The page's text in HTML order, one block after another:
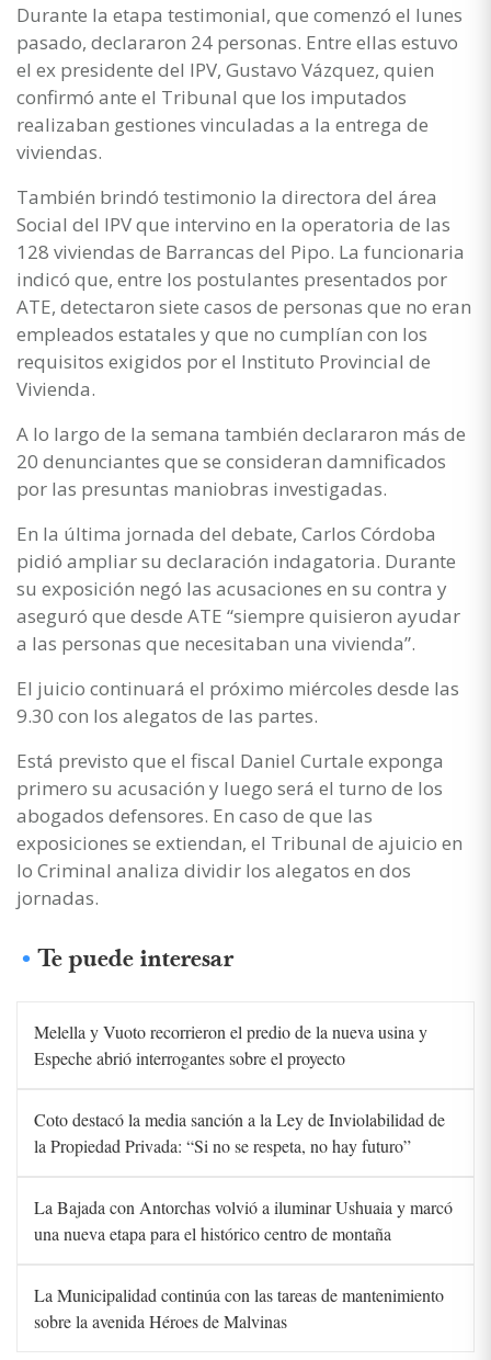
Durante la etapa testimonial, que comenzó el lunes
pasado, declararon 24 personas. Entre ellas estuvo
el ex presidente del IPV, Gustavo Vázquez, quien
confirmó ante el Tribunal que los imputados
realizaban gestiones vinculadas a la entrega de
viviendas.
También brindó testimonio la directora del área
Social del IPV que intervino en la operatoria de las
128 viviendas de Barrancas del Pipo. La funcionaria
indicó que, entre los postulantes presentados por
ATE, detectaron siete casos de personas que no eran
empleados estatales y que no cumplían con los
requisitos exigidos por el Instituto Provincial de
Vivienda.
A lo largo de la semana también declararon más de
20 denunciantes que se consideran damnificados
por las presuntas maniobras investigadas.
En la última jornada del debate, Carlos Córdoba
pidió ampliar su declaración indagatoria. Durante
su exposición negó las acusaciones en su contra y
aseguró que desde ATE “siempre quisieron ayudar
a las personas que necesitaban una vivienda”.
El juicio continuará el próximo miércoles desde las
9.30 con los alegatos de las partes.
Está previsto que el fiscal Daniel Curtale exponga
primero su acusación y luego será el turno de los
abogados defensores. En caso de que las
exposiciones se extiendan, el Tribunal de ajuicio en
lo Criminal analiza dividir los alegatos en dos
jornadas.
Te puede interesar
Melella y Vuoto recorrieron el predio de la nueva usina y
Espeche abrió interrogantes sobre el proyecto
Coto destacó la media sanción a la Ley de Inviolabilidad de
la Propiedad Privada: “Si no se respeta, no hay futuro”
La Bajada con Antorchas volvió a iluminar Ushuaia y marcó
una nueva etapa para el histórico centro de montaña
La Municipalidad continúa con las tareas de mantenimiento
sobre la avenida Héroes de Malvinas